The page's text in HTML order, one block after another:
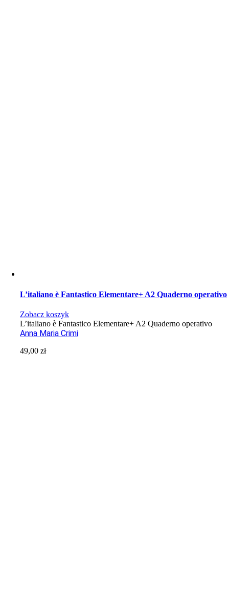
L’italiano è Fantastico Elementare+ A2 Quaderno operativo
Zobacz koszyk
L’italiano è Fantastico Elementare+ A2 Quaderno operativo
Anna Maria Crimi
49,00zł